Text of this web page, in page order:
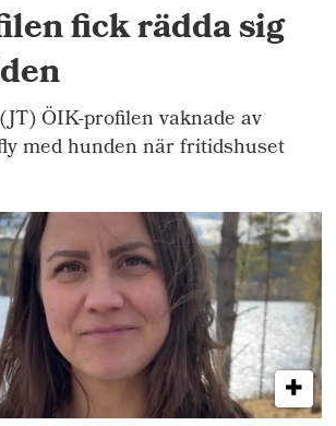
fick rädda sig
ÖIK-profilen vaknade av
med hunden när fritidshuset